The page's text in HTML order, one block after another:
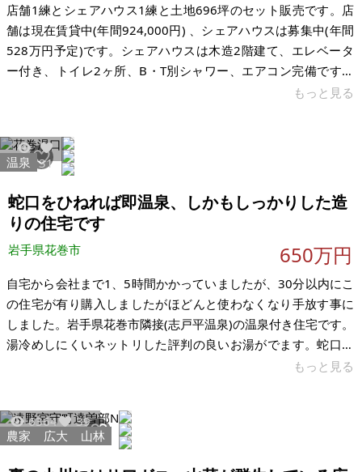
店舗1練とシェアハウス1練と土地696坪のセット販売です。店
舗は現在賃貸中(年間924,000円) 、シェアハウスは募集中(年間
528万円予定)です。シェアハウスは木造2階建て、エレベータ
ー付き、トイレ2ヶ所、B・T別シャワー、エアコン完備です。
以前は旅館業でした。大規模リフォームしており綺麗です。 売
格で募集掲載します。岩手県北上市は東北の中心に位置し、大
手企業が事業所を開所、ハブの役割をしています。 約700坪の
広大な土地が国道107号に面しています。岩手北上から秋田横
手への
もっと見る
441731
温泉
蛇口をひねれば即温泉、しかもしっかりした造
りの住宅です
岩手県花巻市 650万円
自宅から会社まで1、5時間かかっていましたが、30分以内にこ
の住宅が有り購入しましたがほどんと使わなくなり手放す事に
しました。岩手県花巻市隣接(志戸平温泉)の温泉付き住宅です。
湯冷めしにくいネットリした評判の良いお湯がでます。蛇口を
ひねれば、即温泉です。温泉元湯直接の住宅です。大きな地震
㎡ 構造：木造2階建 現況：空家 希望価格：650万円 温泉使用
料：月額9.000円 温泉保証料：30万円(解約時返金されます) ※
現状有姿、および公簿売買でのお取引きとなります。
もっと見る
6364
39
農家
広大 山林